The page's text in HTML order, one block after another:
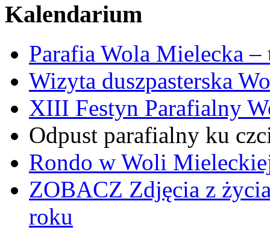
Kalendarium
Parafia Wola Mielecka
Wizyta duszpasterska
XIII Festyn Parafialny
Odpust parafialny ku
Rondo w Woli
ZOBACZ Zdjęcia z
roku